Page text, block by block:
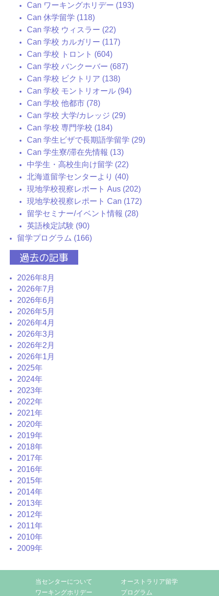
Can ワーキングホリデー (193)
Can 休学留学 (118)
Can 学校 ウィスラー (22)
Can 学校 カルガリー (117)
Can 学校 トロント (604)
Can 学校 バンクーバー (687)
Can 学校 ビクトリア (138)
Can 学校 モントリオール (94)
Can 学校 他都市 (78)
Can 学校 大学/カレッジ (29)
Can 学校 専門学校 (184)
Can 学生ビザで長期語学留学 (29)
Can 学生寮/滞在先情報 (13)
中学生・高校生向け留学 (22)
北海道留学センターより (40)
現地学校視察レポート Aus (202)
現地学校視察レポート Can (172)
留学セミナー/イベント情報 (28)
英語検定試験 (90)
留学プログラム (166)
過去の記事
2026年8月
2026年7月
2026年6月
2026年5月
2026年4月
2026年3月
2026年2月
2026年1月
2025年
2024年
2023年
2022年
2021年
2020年
2019年
2018年
2017年
2016年
2015年
2014年
2013年
2012年
2011年
2010年
2009年
当センターについて
ワーキングホリデー
オーストラリア留学
プログラム